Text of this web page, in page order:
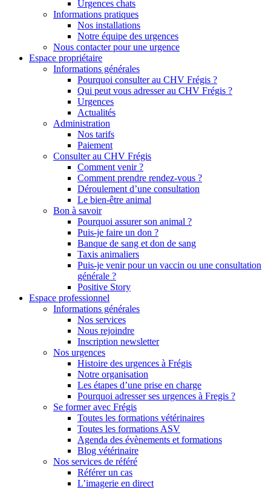
Urgences chats
Informations pratiques
Nos installations
Notre équipe des urgences
Nous contacter pour une urgence
Espace propriétaire
Informations générales
Pourquoi consulter au CHV Frégis ?
Qui peut vous adresser au CHV Frégis ?
Urgences
Actualités
Administration
Nos tarifs
Paiement
Consulter au CHV Frégis
Comment venir ?
Comment prendre rendez-vous ?
Déroulement d’une consultation
Le bien-être animal
Bon à savoir
Pourquoi assurer son animal ?
Puis-je faire un don ?
Banque de sang et don de sang
Taxis animaliers
Puis-je venir pour un vaccin ou une consultation
générale ?
Positive Story
Espace professionnel
Informations générales
Nos services
Nous rejoindre
Inscription newsletter
Nos urgences
Histoire des urgences à Frégis
Notre organisation
Les étapes d’une prise en charge
Pourquoi adresser ses urgences à Fregis ?
Se former avec Frégis
Toutes les formations vétérinaires
Toutes les formations ASV
Agenda des évènements et formations
Blog vétérinaire
Nos services de référé
Référer un cas
L’imagerie en direct